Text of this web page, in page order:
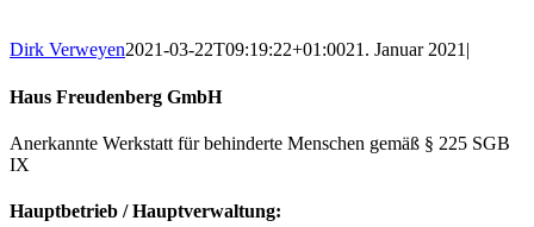
Dirk Verweyen2021-03-22T09:19:22+01:0021. Januar 2021|
Haus Freudenberg GmbH
Anerkannte Werkstatt für behinderte Menschen gemäß § 225 SGB
IX
Hauptbetrieb / Hauptverwaltung: